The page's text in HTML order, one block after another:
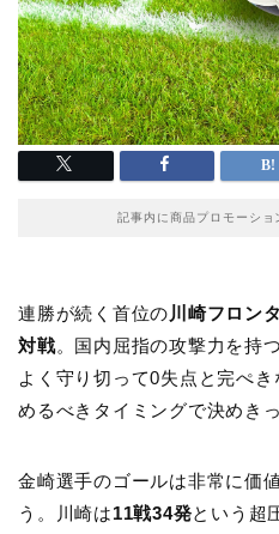
記事内に商品プロモーシ
連勝が続く首位の 川崎フロン
対戦。国内屈指の攻撃力を持
よく守り切って0失点と完ぺ
めるべきタイミングで決めき
金崎選手のゴールは非常に価
う。川崎は11戦34発という超